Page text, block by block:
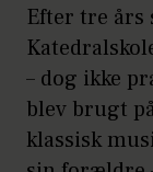
Efter tre års
– dog ikke
blev brugt
klassisk